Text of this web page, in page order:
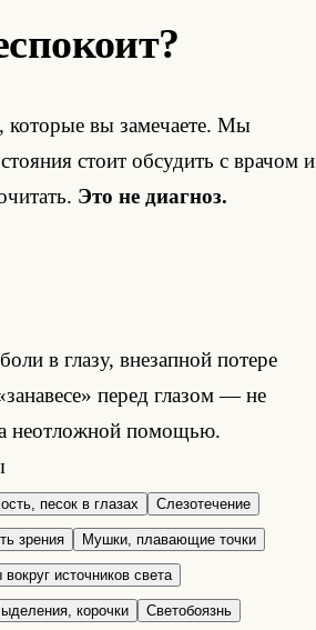
которые вы замечаете. Мы
стоит обсудить с врачом и
Это не диагноз.
в глазу, внезапной потере
перед глазом — не
неотложной помощью.
песок в глазах Слезотечение
зрения Мушки, плавающие точки
источников света
корочки Светобоязнь